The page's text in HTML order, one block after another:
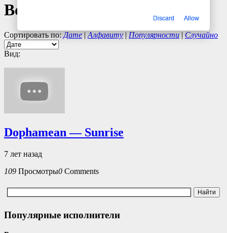
Все клипы
Сортировать по: Дате | Алфавиту | Популярности | Случайно
Вид:
Dophamean — Sunrise
7 лет назад
109 Просмотры0 Comments
Популярные исполнители
Discard Allow